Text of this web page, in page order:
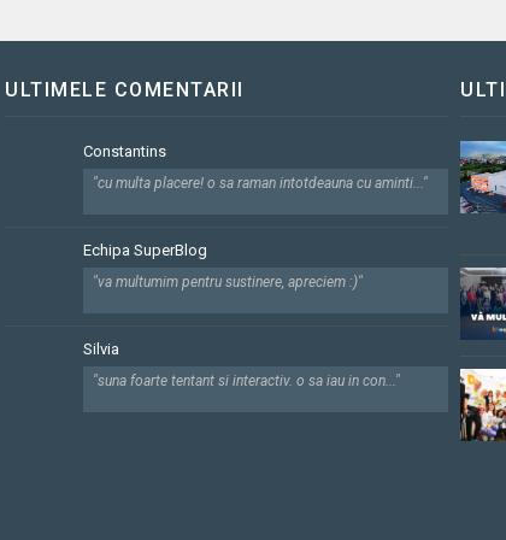
ULTIMELE COMENTARII
Constantins
"cu multa placere! o sa raman intotdeauna cu aminti..."
Echipa SuperBlog
"va multumim pentru sustinere, apreciem :)"
Silvia
"suna foarte tentant si interactiv. o sa iau in con..."